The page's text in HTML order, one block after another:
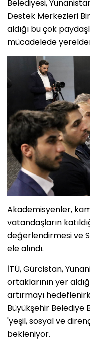
Belediyesi,
Destek Merkezleri
aldığı bu çok
mücadelede
Akademisyenler,
vatandaşların
değerlendirmesi ve
ele alındı.
İTÜ, Gürcistan,
ortaklarının yer
artırmayı
Büyükşehir Belediye
'yeşil, sosyal ve
bekleniyor.